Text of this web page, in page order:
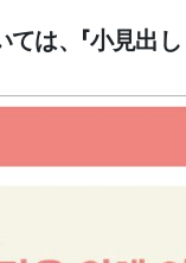
は、「小見出